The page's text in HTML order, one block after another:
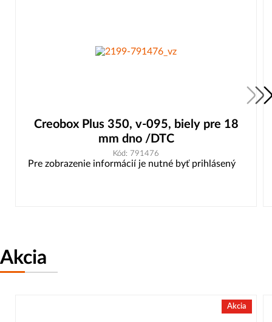
Creobox Plus 350, v-095, biely pre 18
mm dno /DTC
Kód: 791476
Pre zobrazenie informácií je nutné byť prihlásený
Akcia
Akcia